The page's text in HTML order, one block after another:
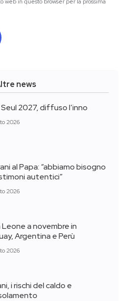
news
2027, diffuso l’inno
2026
al Papa: “abbiamo bisogno
autentici”
2026
Leone a novembre in
Argentina e Perù
2026
i rischi del caldo e